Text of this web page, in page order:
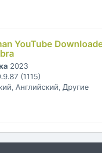
YouTube
2023
(1115)
Английский, Другие